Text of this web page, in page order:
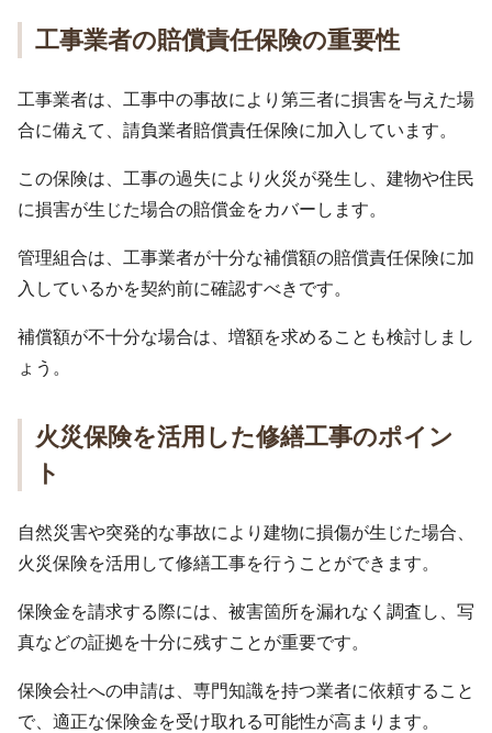
工事業者の賠償責任保険の重要性
工事業者は、工事中の事故により第三者に損害を与えた場
合に備えて、請負業者賠償責任保険に加入しています。
この保険は、工事の過失により火災が発生し、建物や住民
に損害が生じた場合の賠償金をカバーします。
管理組合は、工事業者が十分な補償額の賠償責任保険に加
入しているかを契約前に確認すべきです。
補償額が不十分な場合は、増額を求めることも検討しまし
ょう。
火災保険を活用した修繕工事のポイン
ト
自然災害や突発的な事故により建物に損傷が生じた場合、
火災保険を活用して修繕工事を行うことができます。
保険金を請求する際には、被害箇所を漏れなく調査し、写
真などの証拠を十分に残すことが重要です。
保険会社への申請は、専門知識を持つ業者に依頼すること
で、適正な保険金を受け取れる可能性が高まります。